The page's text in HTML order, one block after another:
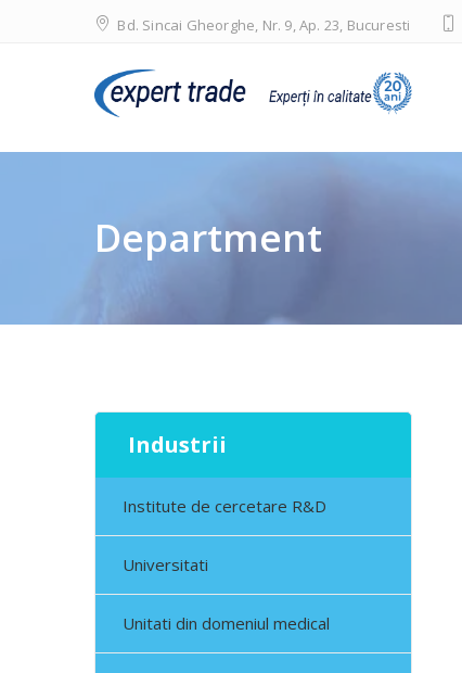
Bd. Sincai Gheorghe, Nr. 9, Ap. 23, Bucuresti
Department
Industrii
Institute de cercetare R&D
Universitati
Unitati din domeniul medical